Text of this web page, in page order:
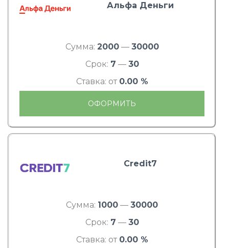
Альфа Деньги
Сумма: 2000— 30000
Срок: 7 — 30
Ставка: от 0.00 %
ОФОРМИТЬ
Credit7
Сумма: 1000 — 30000
Срок: 7 — 30
Ставка: от 0.00 %